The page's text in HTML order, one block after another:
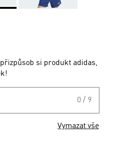
si produkt adidas,
0 / 9
Vymazat vše